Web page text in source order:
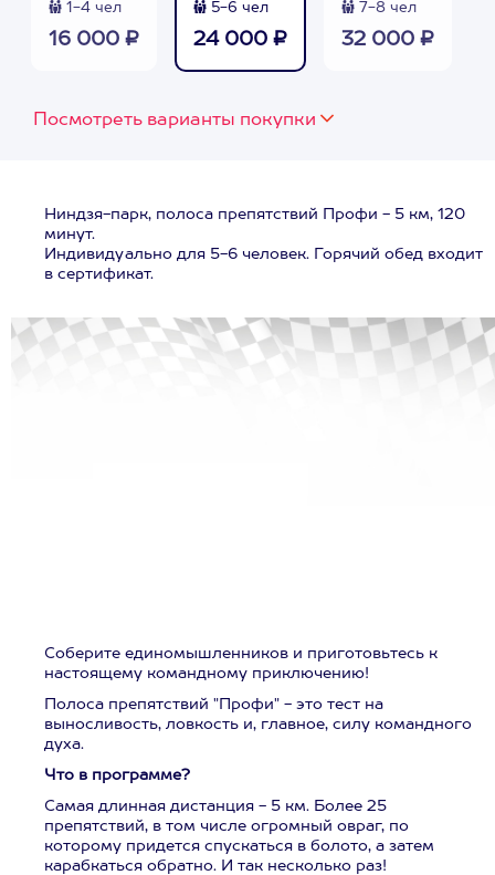
1-4 чел
16 000 ₽
5-6 чел
24 000 ₽
7-8 чел
32 000 ₽
Посмотреть варианты покупки
Ниндзя-парк, полоса препятствий Профи - 5 км, 120
минут.
Индивидуально для 5-6 человек. Горячий обед входит
в сертификат.
Соберите единомышленников и приготовьтесь к
настоящему командному приключению!
Полоса препятствий "Профи" - это тест на
выносливость, ловкость и, главное, силу командного
духа.
Что в программе?
Самая длинная дистанция - 5 км. Более 25
препятствий, в том числе огромный овраг, по
которому придется спускаться в болото, а затем
карабкаться обратно. И так несколько раз!